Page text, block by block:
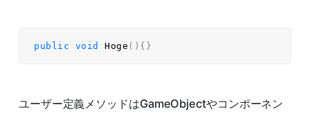
public void Hoge ( ) { }
ユーザー定義メソッドはGameObjectやコンポーネン